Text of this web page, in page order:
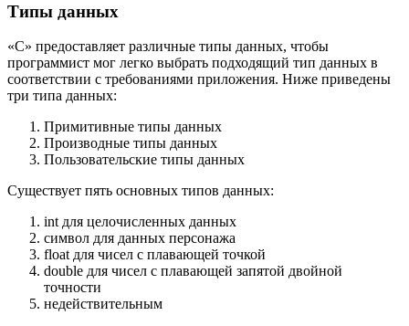
Типы данных
«C» предоставляет различные типы данных, чтобы
программист мог легко выбрать подходящий тип данных в
соответствии с требованиями приложения. Ниже приведены
три типа данных:
Примитивные типы данных
Производные типы данных
Пользовательские типы данных
Существует пять основных типов данных:
int для целочисленных данных
символ для данных персонажа
float для чисел с плавающей точкой
double для чисел с плавающей запятой двойной
точности
недействительным